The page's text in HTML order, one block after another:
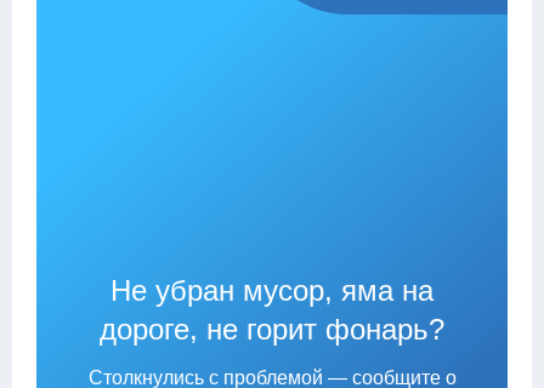
Не убран мусор, яма на
дороге, не горит фонарь?
Столкнулись с проблемой — сообщите о